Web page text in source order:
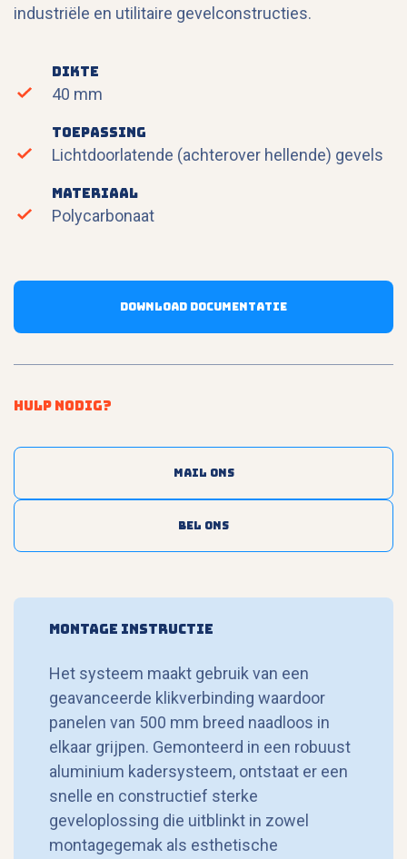
industriële en utilitaire gevelconstructies.
Dikte
40 mm
Toepassing
Lichtdoorlatende (achterover hellende) gevels
Materiaal
Polycarbonaat
Download documentatie
Hulp nodig?
Mail ons
Bel ons
Montage instructie
Het systeem maakt gebruik van een
geavanceerde klikverbinding waardoor
panelen van 500 mm breed naadloos in
elkaar grijpen. Gemonteerd in een robuust
aluminium kadersysteem, ontstaat er een
snelle en constructief sterke
geveloplossing die uitblinkt in zowel
montagegemak als esthetische